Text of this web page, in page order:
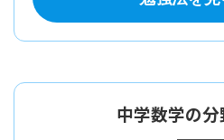
中学数学の